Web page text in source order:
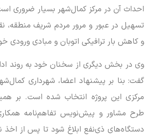
احداث آن در مرکز کمال‌شهر بسیار ضروری
تسهیل در عبور و مرور مردم شریف منطقه،
و کاهش بار ترافیکی اتوبان و مبادی ورودی
وی در بخش دیگری از سخنان خود به روند
گفت: بنا بر پیشنهاد اعضا، شهرداری
مرکزی این پروژه انتخاب شده است. بر
طرح مشاور و پیش‌نویس تفاهم‌نامه
دستگاه‌های ذی‌نفع ابلاغ شود تا پس از اخذ